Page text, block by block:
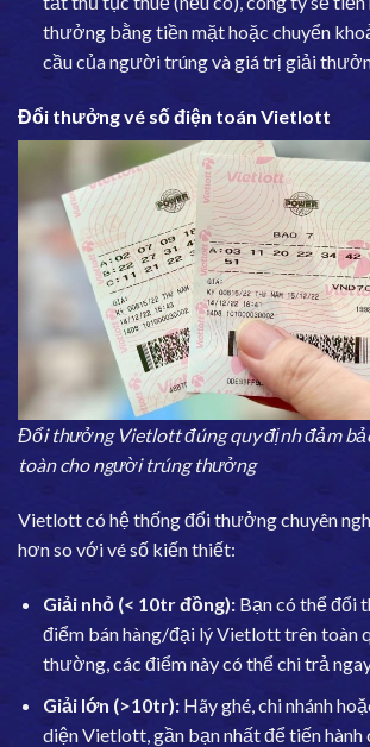
thưởng bằng tiền mặt hoặc chuyển
cầu của người trúng và giá trị giải
Đổi thưởng vé số điện toán Vietlott
Đổi thưởng Vietlott đúng quy định đảm
toàn cho người trúng thưởng
Vietlott có hệ thống đổi thưởng chuyên
hơn so với vé số kiến thiết:
Giải nhỏ (< 10tr đồng):Bạn có thể đổi
điểm bán hàng/đại lý Vietlott trên toàn
thường, các điểm này có thể chi trả
Giải lớn (>10tr):Hãy ghé, chi nhánh
diện Vietlott, gần bạn nhất để tiến hành